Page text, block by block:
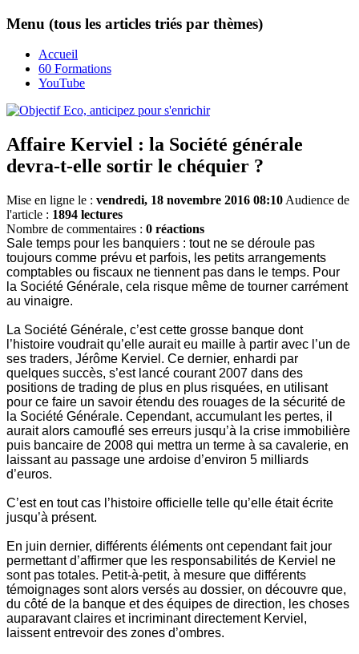
Menu (tous les articles triés par thèmes)
Accueil
60 Formations
YouTube
Affaire Kerviel : la Société générale
devra-t-elle sortir le chéquier ?
Mise en ligne le : vendredi, 18 novembre 2016 08:10 Audience de
l'article : 1894 lectures
Nombre de commentaires : 0 réactions
Sale temps pour les banquiers : tout ne se déroule pas
toujours comme prévu et parfois, les petits arrangements
comptables ou fiscaux ne tiennent pas dans le temps. Pour
la Société Générale, cela risque même de tourner carrément
au vinaigre.
La Société Générale, c’est cette grosse banque dont
l’histoire voudrait qu’elle aurait eu maille à partir avec l’un de
ses traders, Jérôme Kerviel. Ce dernier, enhardi par
quelques succès, s’est lancé courant 2007 dans des
positions de trading de plus en plus risquées, en utilisant
pour ce faire un savoir étendu des rouages de la sécurité de
la Société Générale. Cependant, accumulant les pertes, il
aurait alors camouflé ses erreurs jusqu’à la crise immobilière
puis bancaire de 2008 qui mettra un terme à sa cavalerie, en
laissant au passage une ardoise d’environ 5 milliards
d’euros.
C’est en tout cas l’histoire officielle telle qu’elle était écrite
jusqu’à présent.
En juin dernier, différents éléments ont cependant fait jour
permettant d’affirmer que les responsabilités de Kerviel ne
sont pas totales. Petit-à-petit, à mesure que différents
témoignages sont alors versés au dossier, on découvre que,
du côté de la banque et des équipes de direction, les choses
auparavant claires et incriminant directement Kerviel,
laissent entrevoir des zones d’ombres.